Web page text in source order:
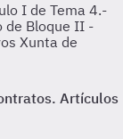
I de Tema 4.-
de Bloque II -
Xunta de
Artículos